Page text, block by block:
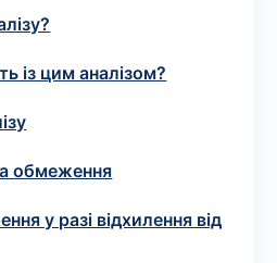
із цим аналізом?
обмеження
у разі відхилення від
біоматеріалу для них